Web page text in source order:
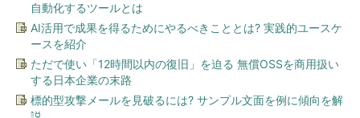
自動化するツールとは
AI活用で成果を得るためにやるべきこととは? 実践的ユースケ
ースを紹介
ただで使い「12時間以内の復旧」を迫る 無償OSSを商用扱い
する日本企業の末路
標的型攻撃メールを見破るには? サンプル文面を例に傾向を解